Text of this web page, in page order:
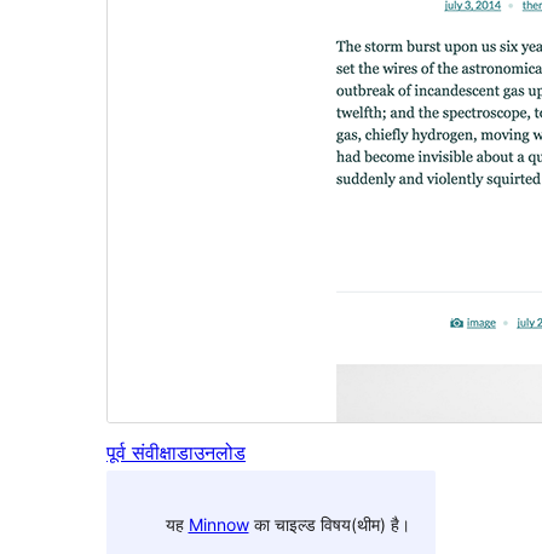
पूर्व संवीक्षाडाउनलोड
यह Minnowका चाइल्ड विषय(थीम) है।